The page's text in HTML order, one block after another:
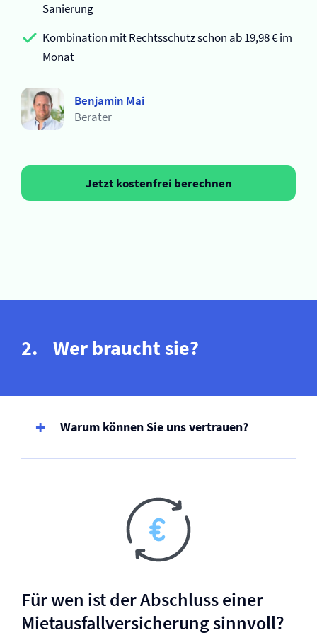
Sanierung
Kombination mit Rechtsschutz schon ab 19,98 € im
Monat
Benjamin Mai
Berater
Jetzt kostenfrei berechnen
Wer braucht sie?
Warum können Sie uns vertrauen?
Für wen ist der Abschluss einer
Mietausfall­versicherung sinnvoll?